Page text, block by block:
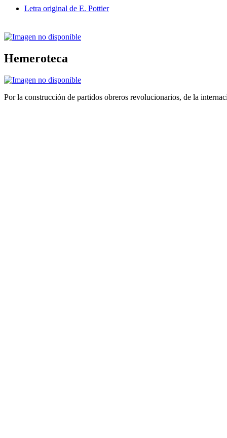
Letra original de E. Pottier
Hemeroteca
Por la construcción de partidos obreros revolucionarios, de la